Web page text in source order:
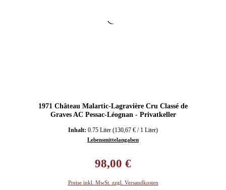
1971 Château Malartic-Lagravière Cru Classé de
Graves AC Pessac-Léognan - Privatkeller
Inhalt: 0.75 Liter (130,67 € / 1 Liter)
Lebensmittelangaben
98,00 €
Preise inkl. MwSt. zzgl. Versandkosten